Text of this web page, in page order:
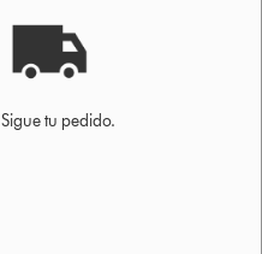
Sigue tu pedido.